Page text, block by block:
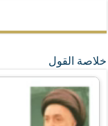
خلاصة القول